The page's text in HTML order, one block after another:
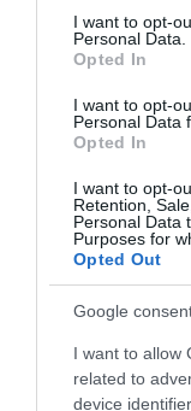
consent section.
I want to opt-
Personal Data.
Opted In
I want to opt-
Personal Data
Opted In
I want to opt-
Retention,
Personal Data
Purposes for
Opted Out
Google
I want to allow
related to
device